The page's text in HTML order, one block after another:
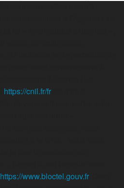
https://cnil.fr/fr
https://www.bloctel.gouv.fr. Dans